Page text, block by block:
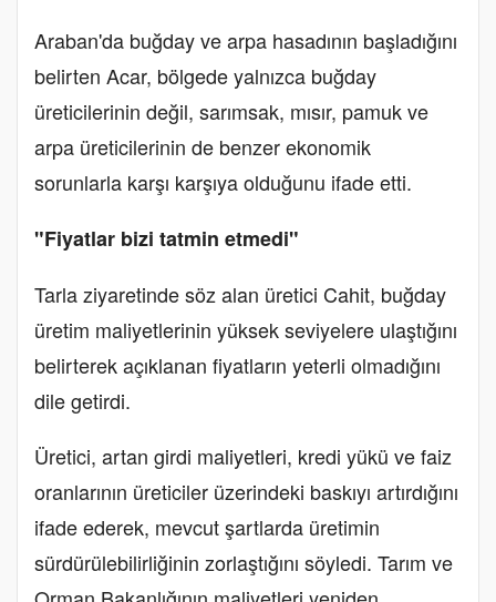
Araban'da buğday ve arpa hasadının başladığını
belirten Acar, bölgede yalnızca buğday
üreticilerinin değil, sarımsak, mısır, pamuk ve
arpa üreticilerinin de benzer ekonomik
sorunlarla karşı karşıya olduğunu ifade etti.
"Fiyatlar bizi tatmin etmedi"
Tarla ziyaretinde söz alan üretici Cahit, buğday
üretim maliyetlerinin yüksek seviyelere ulaştığını
belirterek açıklanan fiyatların yeterli olmadığını
dile getirdi.
Üretici, artan girdi maliyetleri, kredi yükü ve faiz
oranlarının üreticiler üzerindeki baskıyı artırdığını
ifade ederek, mevcut şartlarda üretimin
sürdürülebilirliğinin zorlaştığını söyledi. Tarım ve